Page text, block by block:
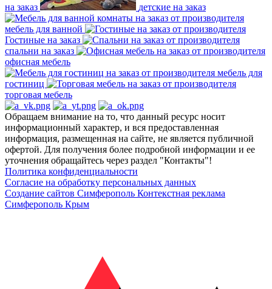
на заказ детские на заказ
мебель для ванной
Гостиные на заказ
спальни на заказ
офисная мебель
мебель для
гостиниц
торговая мебель
Обращаем внимание на то, что данный ресурс носит
информационный характер, и вся предоставленная
информация, размещенная на сайте, не является публичной
офертой. Для получения более подробной информации и ее
уточнения обращайтесь через раздел "Контакты"!
Политика конфиденциальности
Согласие на обработку персональных данных
Создание сайтов Симферополь Контекстная реклама
Симферополь Крым